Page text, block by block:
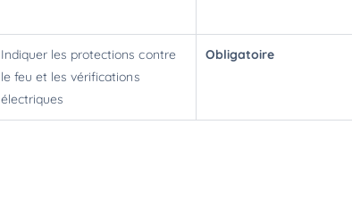
Indiquer les protections contre
le feu et les vérifications
électriques
Obligatoire